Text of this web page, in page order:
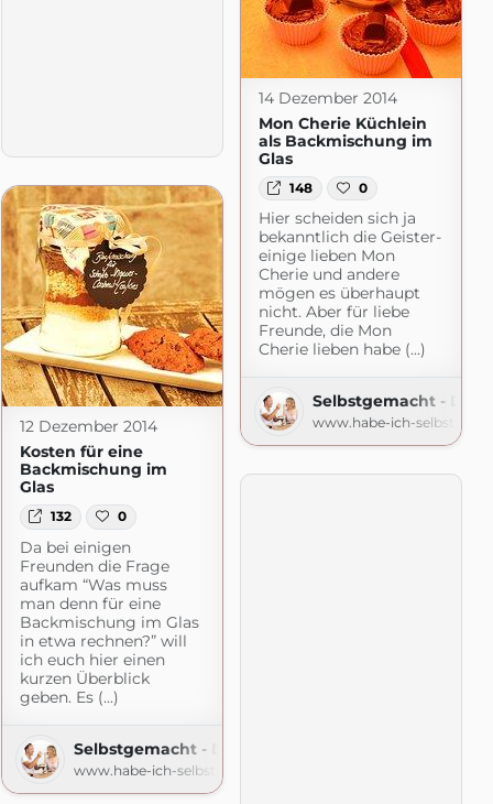
Foodblog
14 Dezember 2014
Mon Cherie Küchlein
als Backmischung im
Glas
148 0
Hier scheiden sich ja
bekanntlich die Geister-
einige lieben Mon
Cherie und andere
mögen es überhaupt
nicht. Aber für liebe
Freunde, die Mon
Cherie lieben habe (...)
Selbstgemacht - Der
www.habe-ich-
12 Dezember 2014
Kosten für eine
Backmischung im
Glas
132 0
Da bei einigen
Freunden die Frage
aufkam “Was muss
man denn für eine
Backmischung im Glas
in etwa rechnen?” will
ich euch hier einen
kurzen Überblick
geben. Es (...)
Selbstgemacht - Der Foodblog
www.habe-ich-selbstgemacht.de